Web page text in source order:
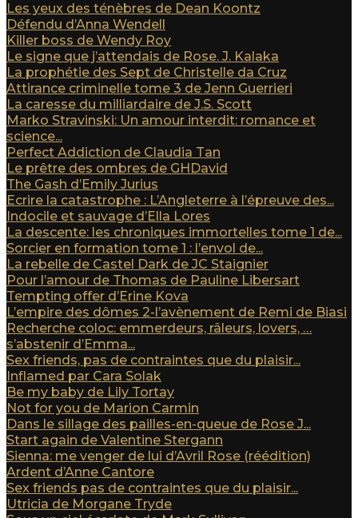
Les yeux des ténèbres de Dean Koontz
Défendu d’Anna Wendell
Killer boss de Wendy Roy
Le signe que j’attendais de Rose. J. Kalaka
La prophétie des Sept de Christelle da Cruz
Attirance criminelle tome 3 de Jenn Guerrieri
La caresse du milliardaire de J.S. Scott
Marko Stravinski: Un amour interdit: romance et
science...
Perfect Addiction de Claudia Tan
Le prêtre des ombres de GHDavid
The Gash d’Emily Jurius
Ecrire la catastrophe : L’Angleterre à l’épreuve des...
Indocile et sauvage d’Ella Lores
La descente: les chroniques immortelles tome 1 de...
Sorcier en formation tome 1 : l’envol de...
La rebelle de Castel Dark de JC Staignier
Pour l’amour de Thomas de Pauline Libersart
Tempting offer d’Erine Kova
L’empire des dômes 2-l’avènement de Remi de Biasi
Recherche coloc: emmerdeurs, râleurs, lovers, …
s’abstenir d’Emma...
Sex friends, pas de contraintes que du plaisir...
Inflamed par Cara Solak
Be my baby de Lily Tortay
Not for you de Marion Carmin
Dans le sillage des pailles-en-queue de Rose J...
Start again de Valentine Stergann
Sienna: me venger de lui d’Avril Rose (réédition)
Ardent d’Anne Cantore
Sex friends pas de contraintes que du plaisir...
Utricia de Morgane Tryde